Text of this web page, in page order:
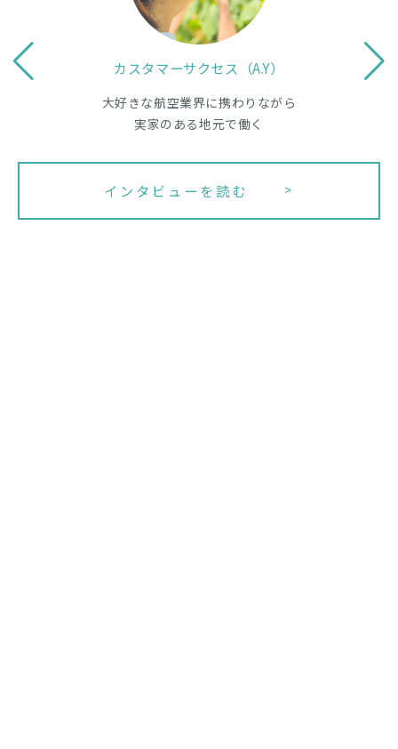
カスタマーサクセス（A.Y）
大好きな航空業界に携わりながら
実家のある地元で働く
インタビューを読む